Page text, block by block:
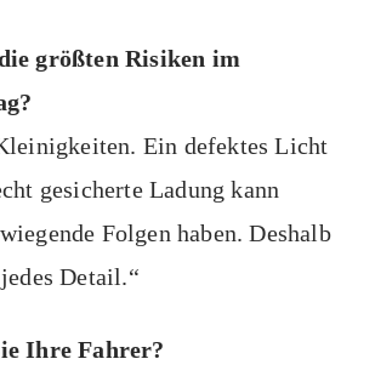
größten Risiken im
Ein defektes Licht
gesicherte Ladung kann
Folgen haben. Deshalb
Detail.“
Ihre Fahrer?